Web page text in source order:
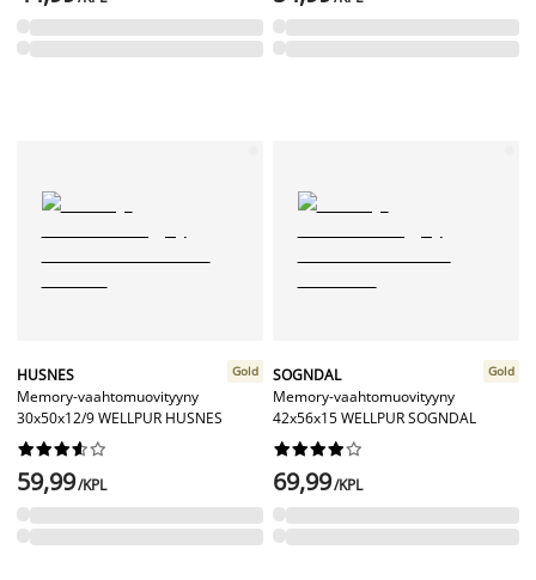
HUSNES
Memory-vaahtomuovityyny
30x50x12/9 WELLPUR HUSNES
Gold






59,99/KPL
SOGNDAL
Memory-vaahtomuovityyny
42x56x15 WELLPUR SOGNDAL
Gold






69,99/KPL